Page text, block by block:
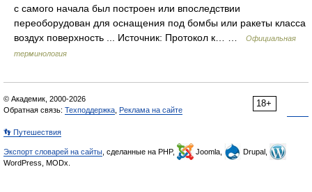
с самого начала был построен или впоследствии
переоборудован для оснащения под бомбы или ракеты класса
воздух поверхность ... Источник: Протокол к… …
Официальная
терминология
18+
© Академик, 2000-2026
Обратная связь: Техподдержка Реклама на сайте
👣 Путешествия
Экспорт словарей на сайты , сделанные на PHP, Joomla,
Drupal,
WordPress, MODx.